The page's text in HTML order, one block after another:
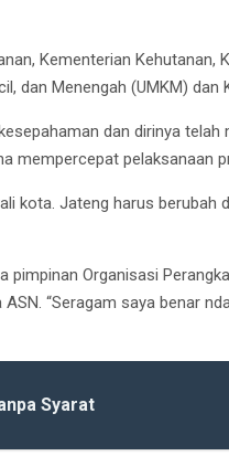
Kementerian Kehutanan,
dan Menengah (UMKM) dan
dan dirinya
mempercepat pelaksanaan
kota. Jateng harus berubah
Organisasi
“Seragam saya benar
Syarat